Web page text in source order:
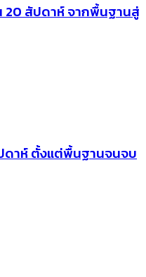
20 สัปดาห์ จากพื้นฐานสู่
ดาห์ ตั้งแต่พื้นฐานจนจบ